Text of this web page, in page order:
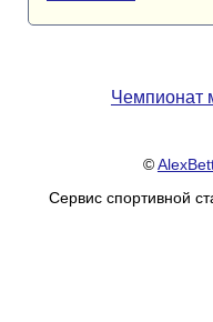
Чемпионат
©
Сервис спортивной